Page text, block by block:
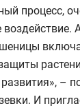
процесс,
–
И